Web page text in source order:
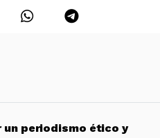
un periodismo ético y